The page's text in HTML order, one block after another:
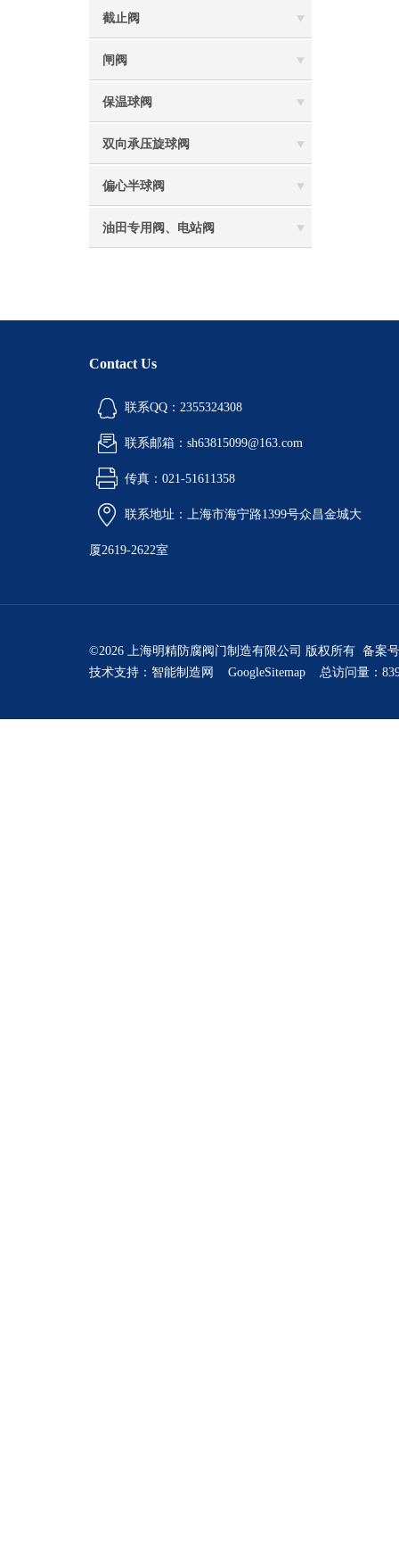
截止阀
闸阀
保温球阀
双向承压旋球阀
偏心半球阀
油田专用阀、电站阀
Contact Us
联系QQ：2355324308
联系邮箱：sh63815099@163.com
传真：021-51611358
联系地址：上海市海宁路1399号众昌金城大
厦2619-2622室
©2026 上海明精防腐阀门制造有限公司 版权所有 备案
技术支持： 智能制造网 GoogleSitemap 总访问量：